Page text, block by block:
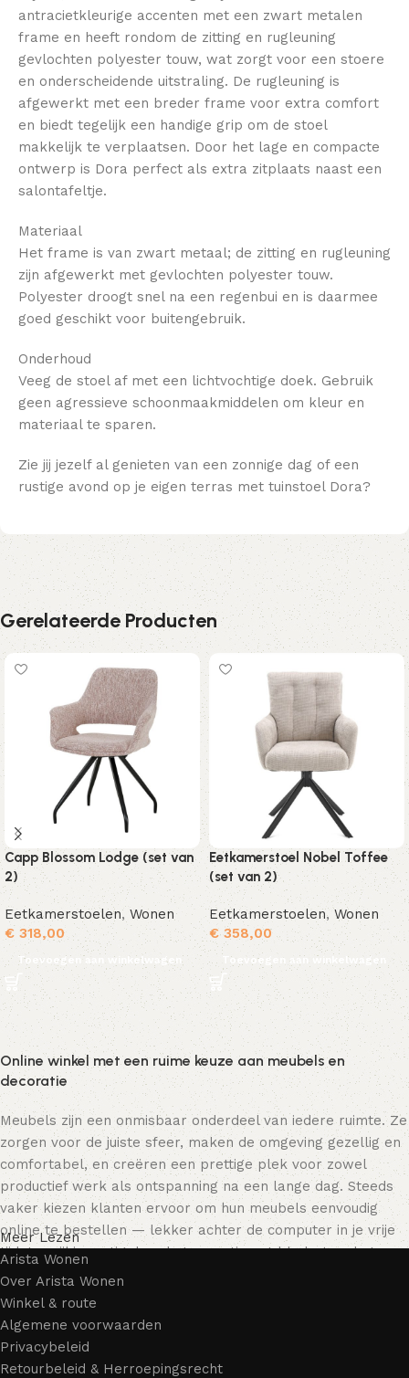
antracietkleurige accenten met een zwart metalen
frame en heeft rondom de zitting en rugleuning
gevlochten polyester touw, wat zorgt voor een stoere
en onderscheidende uitstraling. De rugleuning is
afgewerkt met een breder frame voor extra comfort
en biedt tegelijk een handige grip om de stoel
makkelijk te verplaatsen. Door het lage en compacte
ontwerp is Dora perfect als extra zitplaats naast een
salontafeltje.
Materiaal
Het frame is van zwart metaal; de zitting en rugleuning
zijn afgewerkt met gevlochten polyester touw.
Polyester droogt snel na een regenbui en is daarmee
goed geschikt voor buitengebruik.
Onderhoud
Veeg de stoel af met een lichtvochtige doek. Gebruik
geen agressieve schoonmaakmiddelen om kleur en
materiaal te sparen.
Zie jij jezelf al genieten van een zonnige dag of een
rustige avond op je eigen terras met tuinstoel Dora?
Gerelateerde Producten
Capp Blossom Lodge (set van
2)
Eetkamerstoelen, Wonen
€ 318,00
Toevoegen aan winkelwagen
Eetkamerstoel Nobel Toffee
(set van 2)
Eetkamerstoelen,Wonen
€358,00
Toevoegen aan winkelwagen
Online winkel met een ruime keuze aan meubels en
decoratie
Meubels zijn een onmisbaar onderdeel van iedere ruimte. Ze
zorgen voor de juiste sfeer, maken de omgeving gezellig en
comfortabel, en creëren een prettige plek voor zowel
productief werk als ontspanning na een lange dag. Steeds
vaker kiezen klanten ervoor om hun meubels eenvoudig
online te bestellen — lekker achter de computer in je vrije
tijd, terwijl je rustig door het assortiment bladert en het
meubelstuk kiest dat bij je past. Onze online winkel biedt
een uitgebreide catalogus met meubels voor zowel thuis als
kantoor.
Meubelproductie is een moderne vorm van kunst
Meer Lezen
Arista Wonen
Over Arista Wonen
Winkel & route
Algemene voorwaarden
Privacybeleid
Retourbeleid & Herroepingsrecht